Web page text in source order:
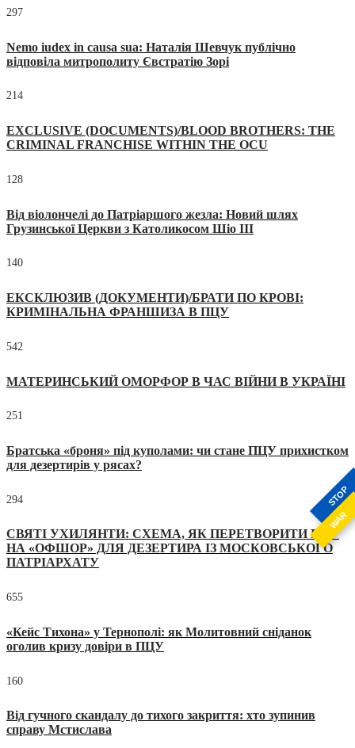
STOP
WAR
297
Nemo iudex in causa sua: Наталія Шевчук публічно
відповіла митрополиту Євстратію Зорі
214
EXCLUSIVE (DOCUMENTS)/BLOOD BROTHERS: THE
CRIMINAL FRANCHISE WITHIN THE OCU
128
Від віолончелі до Патріаршого жезла: Новий шлях
Грузинської Церкви з Католикосом Шіо III
140
ЕКСКЛЮЗИВ (ДОКУМЕНТИ)/БРАТИ ПО КРОВІ:
КРИМІНАЛЬНА ФРАНШИЗА В ПЦУ
542
МАТЕРИНСЬКИЙ ОМОРФОР В ЧАС ВІЙНИ В УКРАЇНІ
251
Братська «броня» під куполами: чи стане ПЦУ прихистком
для дезертирів у рясах?
294
СВЯТІ УХИЛЯНТИ: СХЕМА, ЯК ПЕРЕТВОРИТИ ПЦУ
НА «ОФШОР» ДЛЯ ДЕЗЕРТИРА ІЗ МОСКОВСЬКОГО
ПАТРІАРХАТУ
655
«Кейс Тихона» у Тернополі: як Молитовний сніданок
оголив кризу довіри в ПЦУ
160
Від гучного скандалу до тихого закриття: хто зупинив
справу Мстислава